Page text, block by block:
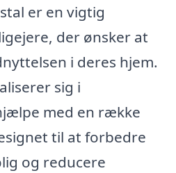
er en vigtig
der ønsker at
i deres hjem.
sig i
med en række
til at forbedre
og reducere